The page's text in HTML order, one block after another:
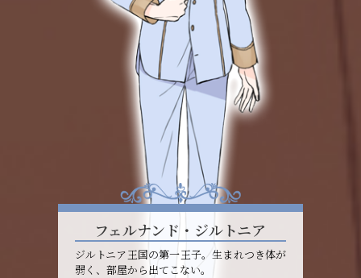
フェルナンド・ジルトニア
ジルトニア王国の第一王子。生まれつき体が
弱く、部屋から出てこない。